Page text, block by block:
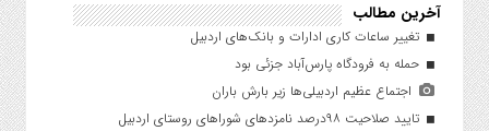
آخرین مطالب
تغییر ساعات کاری ادارات و بانک‌های اردبیل
حمله به فرودگاه پارس‌‌آباد جزئی بود
اجتماع عظیم اردبیلی‌ها زیر بارش باران
تایید صلاحیت ۹۸درصد نامزدهای شوراهای روستای اردبیل